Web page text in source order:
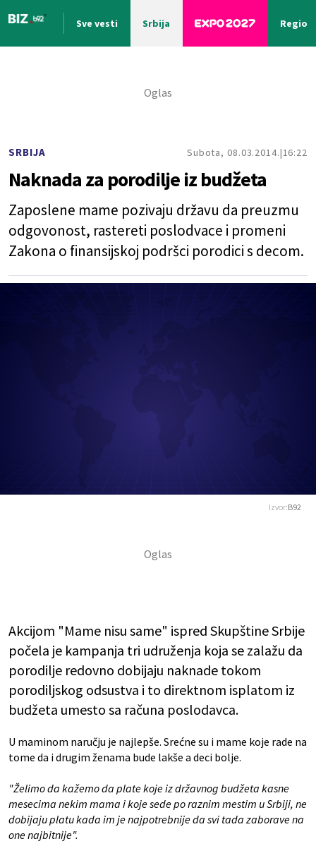
Sve vesti Srbija Region
SRBIJA Subota, 08.03.2014. 16:22
Naknada za porodilje iz budžeta
Zaposlene mame pozivaju državu da preuzmu
odgovonost, rastereti poslodvace i promeni
Zakona o finansijskoj podršci porodici s decom.
Izvor:B92
Akcijom "Mame nisu same" ispred Skupštine Srbije
počela je kampanja tri udruženja koja se zalažu da
porodilje redovno dobijaju naknade tokom
porodiljskog odsustva i to direktnom isplatom iz
budžeta umesto sa računa poslodavca.
U maminom naručju je najlepše. Srećne su i mame koje rade na
tome da i drugim ženama bude lakše a deci bolje.
"Želimo da kažemo da plate koje iz državnog budžeta kasne
mesecima nekim mama i koje sede po raznim mestim u Srbiji, ne
dobijaju platu kada im je najpotrebnije da svi tada zaborave na
one najbitnije".